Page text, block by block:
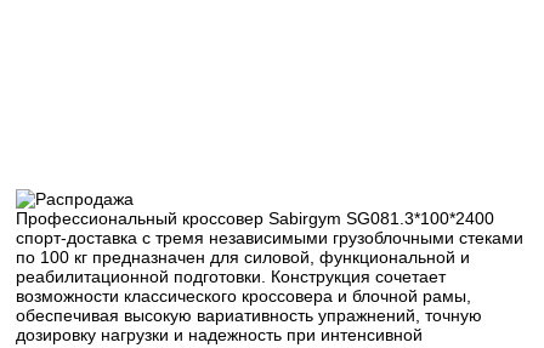
Профессиональный кроссовер Sabirgym SG081.3*100*2400
спорт-доставка с тремя независимыми грузоблочными стеками
по 100 кг предназначен для силовой, функциональной и
реабилитационной подготовки. Конструкция сочетает
возможности классического кроссовера и блочной рамы,
обеспечивая высокую вариативность упражнений, точную
дозировку нагрузки и надежность при интенсивной